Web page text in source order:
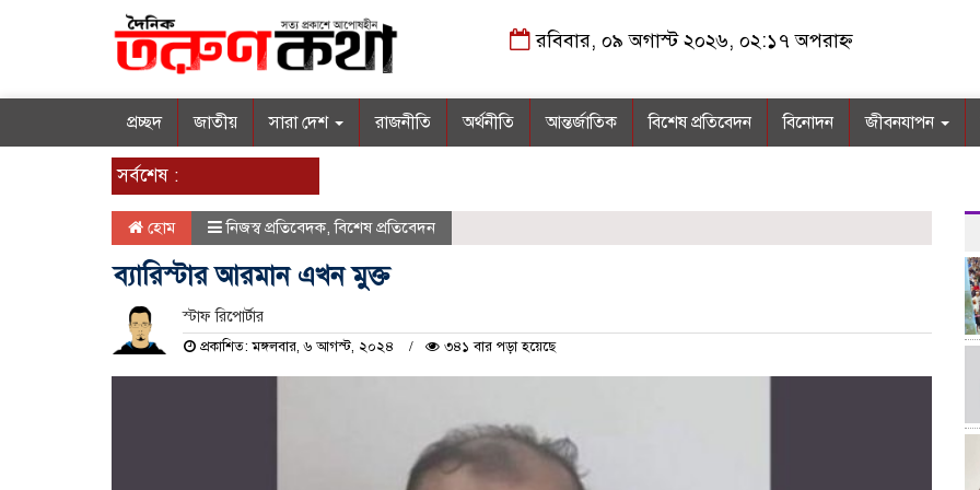
রবিবার, ০৯ অগাস্ট ২০২৬, ০২:১৭ অপরাহ্ন
প্রচ্ছদ জাতীয় সারা দেশ রাজনীতি অর্থনীতি আন্তর্জাতিক বিশেষ প্রতিবেদন বিনোদন জীবনযাপন
সর্বশেষ :
হোম নিজস্ব প্রতিবেদক,বিশেষ প্রতিবেদন
ব্যারিস্টার আরমান এখন মুক্ত
স্টাফ রিপোর্টার
প্রকাশিত: মঙ্গলবার, ৬ আগস্ট, ২০২৪ ৩৪১ বার পড়া হয়েছে